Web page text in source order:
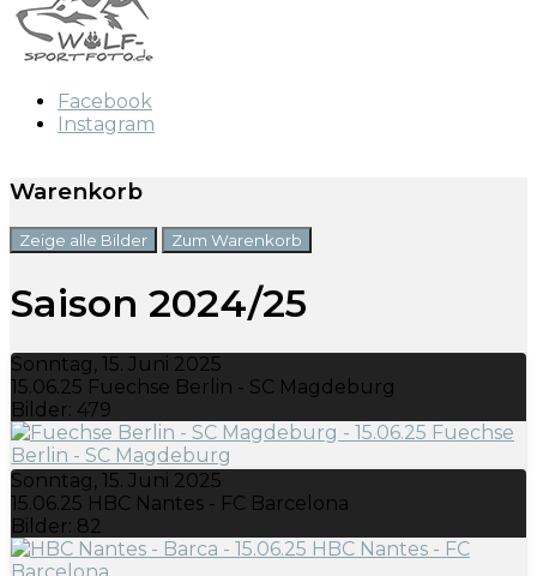
Facebook
Instagram
Warenkorb
Zeige alle Bilder Zum Warenkorb
Saison 2024/25
Sonntag, 15. Juni 2025
15.06.25 Fuechse Berlin - SC Magdeburg
Bilder: 479
Sonntag, 15. Juni 2025
15.06.25 HBC Nantes - FC Barcelona
Bilder: 82